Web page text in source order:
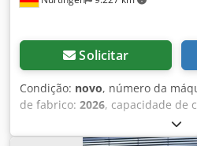
Solicitar
Condição: novo, número da
de fabrico: 2026, capacidade de
, elevação
carga:600 mm, tipo de